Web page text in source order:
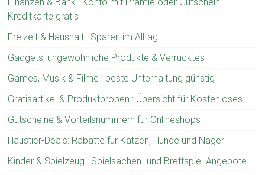
Kreditkarte gratis
Freizeit & Haushalt : Sparen im Alltag
Gadgets, ungewöhnliche Produkte & Verrücktes
Games, Musik & Filme : beste Unterhaltung günstig
Gratisartikel & Produktproben : Übersicht für Kostenloses
Gutscheine & Vorteilsnummern für Onlineshops
Haustier-Deals: Rabatte für Katzen, Hunde und Nager
Kinder & Spielzeug : Spielsachen- und Brettspiel-Angebote